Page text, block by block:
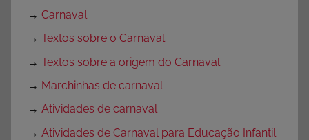
→ Carnaval
→ Textos sobre o Carnaval
→ Textos sobre a origem do Carnaval
→ Marchinhas de carnaval
→ Atividades de carnaval
→ Atividades de Carnaval para Educação Infantil